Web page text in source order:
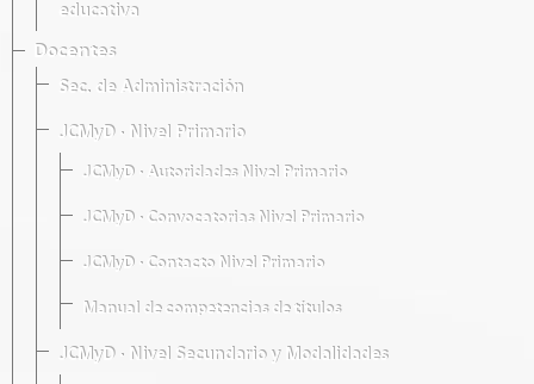
educativa
Docentes
Sec. de Administración
JCMyD · Nivel Primario
JCMyD · Autoridades Nivel Primario
JCMyD · Convocatorias Nivel Primario
JCMyD · Contacto Nivel Primario
Manual de competencias de títulos
JCMyD · Nivel Secundario y Modalidades